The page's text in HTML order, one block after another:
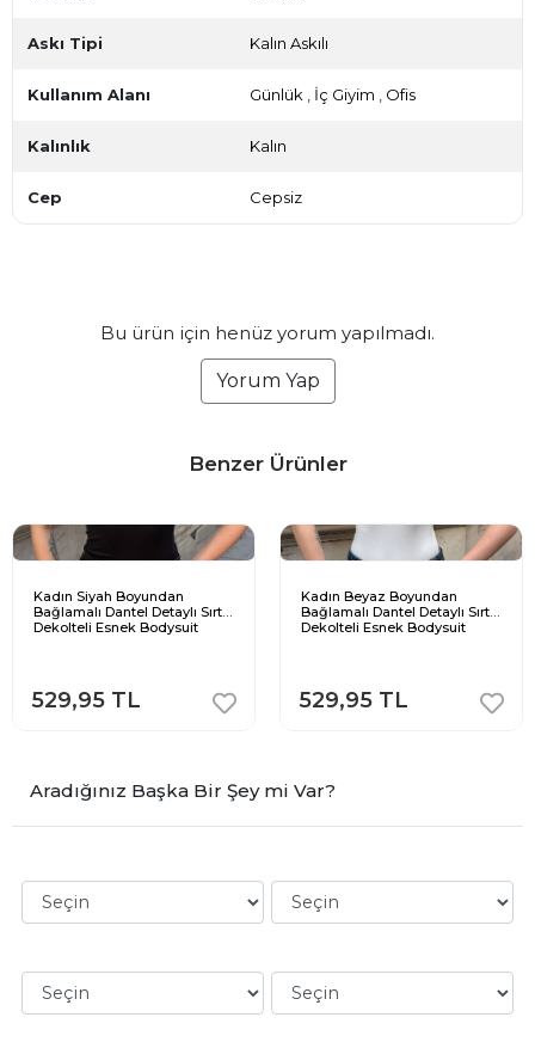
Askı Tipi Kalın Askılı
Kullanım Alanı Günlük İç Giyim Ofis
Kalınlık Kalın
Cep Cepsiz
Bu ürün için henüz yorum yapılmadı.
Yorum Yap
Benzer Ürünler
Kadın Siyah Boyundan
Bağlamalı Dantel Detaylı Sırt
Dekolteli Esnek Bodysuit
529,95 TL
Kadın Beyaz Boyundan
Bağlamalı Dantel Detaylı Sırt
Dekolteli Esnek Bodysuit
529,95 TL
Aradığınız Başka Bir Şey mi Var?